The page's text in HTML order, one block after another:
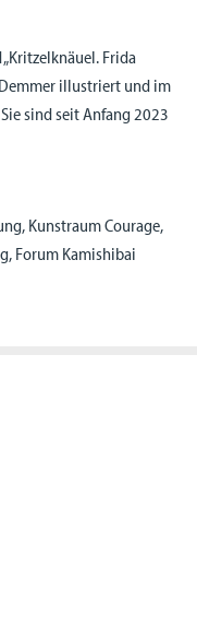
„Kritzelknäuel. Frida
illustriert und im
sind seit Anfang 2023
Kunstraum Courage,
Forum Kamishibai